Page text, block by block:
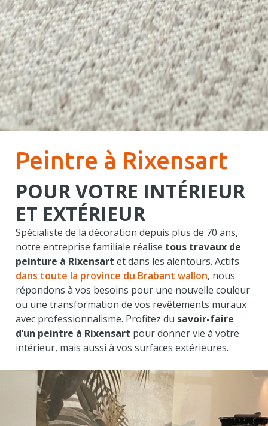
Peintre à Rixensart
POUR VOTRE INTÉRIEUR
ET EXTÉRIEUR
Spécialiste de la décoration depuis plus de 70 ans,
notre entreprise familiale réalise tous travaux de
peinture à Rixensart et dans les alentours. Actifs
dans toute la province du Brabant wallon, nous
répondons à vos besoins pour une nouvelle couleur
ou une transformation de vos revêtements muraux
avec professionnalisme. Profitez du savoir-faire
d’un peintre à Rixensart pour donner vie à votre
intérieur, mais aussi à vos surfaces extérieures.